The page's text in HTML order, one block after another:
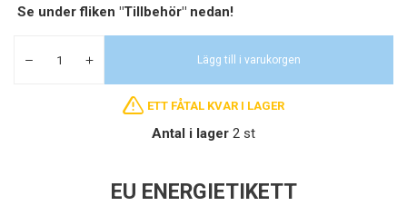
Se under fliken "Tillbehör" nedan!
Lägg till i varukorgen
ETT FÅTAL KVAR I LAGER
Antal i lager 2 st
EU ENERGIETIKETT